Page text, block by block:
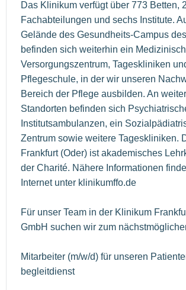
Das Klinikum verfügt über 773 Betten,
Fachabteilungen und sechs Institute.
Gelände des Gesundheits-Campus
befinden sich weiterhin ein
Versorgungszentrum, Tageskliniken
Pflegeschule, in der wir unseren
Bereich der Pflege ausbilden. An
Standorten befinden sich
Institutsambulanzen, ein
Zentrum sowie weitere Tageskliniken.
Frankfurt (Oder) ist akademisches
der Charité. Nähere Informationen
Internet unter klinikumffo.de
Für unser Team in der Klinikum
GmbH suchen wir zum
Mitarbeiter (m/w/d) für unseren
begleitdienst